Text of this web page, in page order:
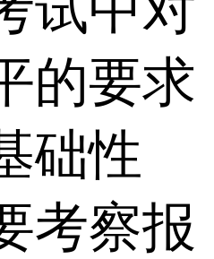
的要求
础性
考察报